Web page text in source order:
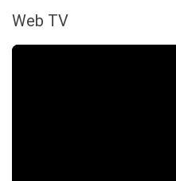
Web TV